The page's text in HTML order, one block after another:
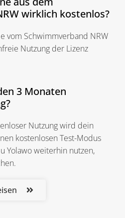
wirklich kostenlos?​​
vom Schwimmverband NRW
Nutzung der Lizenz
3 Monaten
Nutzung wird dein
kostenlosen Test-Modus
Yolawo weiterhin nutzen,